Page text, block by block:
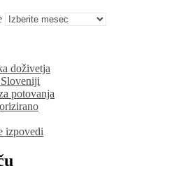
doživetja
potovanja
izpovedi